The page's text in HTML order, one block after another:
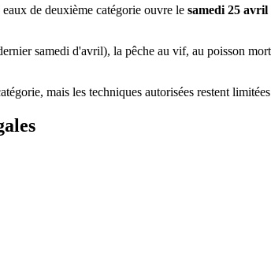
de deuxième catégorie ouvre le samedi 25 avril
samedi d'avril), la pêche au vif, au poisson
mais les techniques autorisées restent